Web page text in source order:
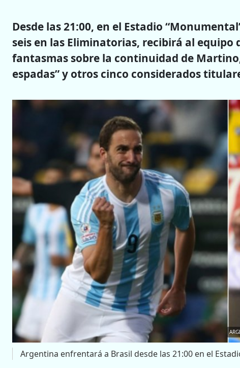
Desde las 21:00, en el Estadio
seis en las Eliminatorias, recibirá al equipo
fantasmas sobre la continuidad de
espadas” y otros cinco considerados
Argentina enfrentará a Brasil desde las 21:00 en el